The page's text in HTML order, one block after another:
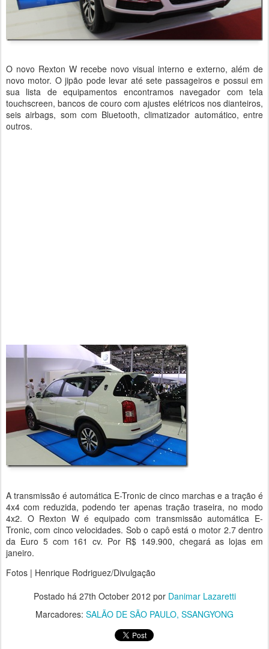
O novo Rexton W recebe novo visual interno e externo, além de
novo motor. O jipão pode levar até sete passageiros e possui em
sua lista de equipamentos encontramos navegador com tela
touchscreen, bancos de couro com ajustes elétricos nos dianteiros,
seis airbags, som com Bluetooth, climatizador automático, entre
outros.
A transmissão é automática E-Tronic de cinco marchas e a tração é
4x4 com reduzida, podendo ter apenas tração traseira, no modo
4x2. O Rexton W é equipado com transmissão automática E-
Tronic, com cinco velocidades. Sob o capô está o motor 2.7 dentro
da Euro 5 com 161 cv. Por R$ 149.900, chegará as lojas em
janeiro.
Fotos | Henrique Rodriguez/Divulgação
Postado há 27th October 2012 por Danimar Lazaretti
Marcadores: SALÃO DE SÃO PAULO SSANGYONG